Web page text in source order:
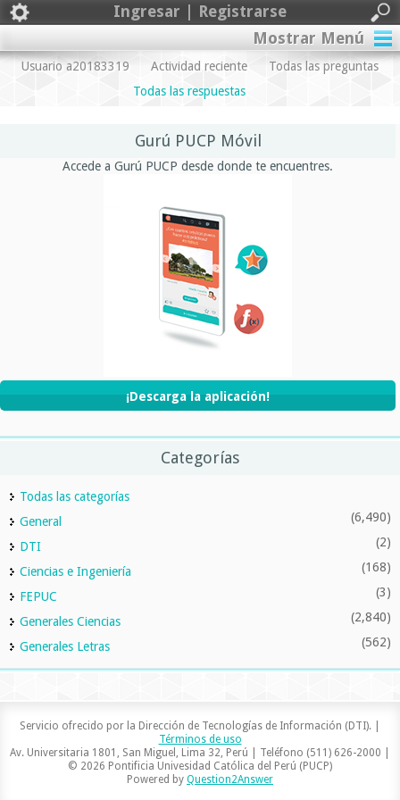
Ingresar | Registrarse
Mostrar Menú
Usuario a20183319 Actividad reciente
Todas las preguntas
Todas las respuestas
Gurú PUCP Móvil
Accede a Gurú PUCP desde donde te encuentres.
¡Descarga la aplicación!
Categorías
Todas las categorías
General
(6,490)
DTI (2)
Ciencias e Ingeniería (168)
FEPUC (3)
Generales Ciencias (2,840)
Generales Letras (562)
Servicio ofrecido por la Dirección de Tecnologías de Información (DTI). |
Términos de uso
Av. Universitaria 1801, San Miguel, Lima 32, Perú | Teléfono (511) 626-2000 |
© 2026 Pontificia Univesidad Católica del Perú (PUCP)
Powered by Question2Answer